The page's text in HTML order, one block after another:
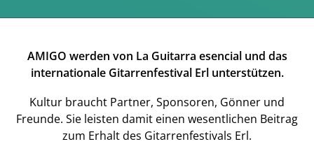
AMIGO werden von La Guitarra esencial und das
internationale Gitarrenfestival Erl unterstützen.
Kultur braucht Partner, Sponsoren, Gönner und
Freunde. Sie leisten damit einen wesentlichen Beitrag
zum Erhalt des Gitarrenfestivals Erl.